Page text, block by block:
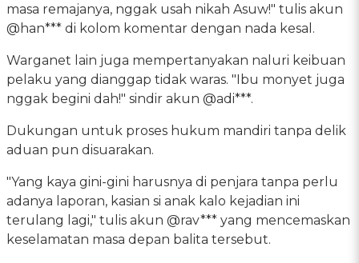
masa remajanya, nggak usah nikah Asuw!" tulis akun
@han*** di kolom komentar dengan nada kesal.
Warganet lain juga mempertanyakan naluri keibuan
pelaku yang dianggap tidak waras. "Ibu monyet juga
nggak begini dah!" sindir akun @adi***.
Dukungan untuk proses hukum mandiri tanpa delik
aduan pun disuarakan.
"Yang kaya gini-gini harusnya di penjara tanpa perlu
adanya laporan, kasian si anak kalo kejadian ini
terulang lagi," tulis akun @rav*** yang mencemaskan
keselamatan masa depan balita tersebut.